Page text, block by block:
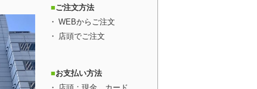
ご注文方法
WEBからご注文
店頭でご注文
お支払い方法